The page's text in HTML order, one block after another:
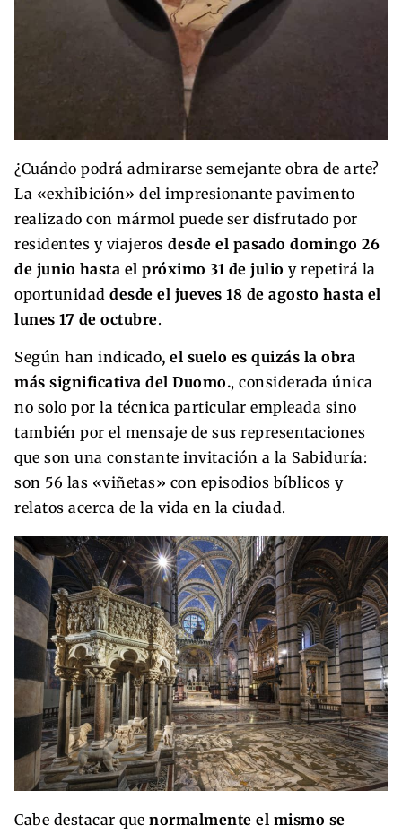
¿Cuándo podrá admirarse semejante obra de arte?
La «exhibición» del impresionante pavimento
realizado con mármol puede ser disfrutado por
residentes y viajeros desde el pasado domingo 26
de junio hasta el próximo 31 de julio y repetirá la
oportunidad desde el jueves 18 de agosto hasta el
lunes 17 de octubre.
Según han indicado, el suelo es quizás la obra
más significativa del Duomo., considerada única
no solo por la técnica particular empleada sino
también por el mensaje de sus representaciones
que son una constante invitación a la Sabiduría:
son 56 las «viñetas» con episodios bíblicos y
relatos acerca de la vida en la ciudad.
Cabe destacar que normalmente el mismo se